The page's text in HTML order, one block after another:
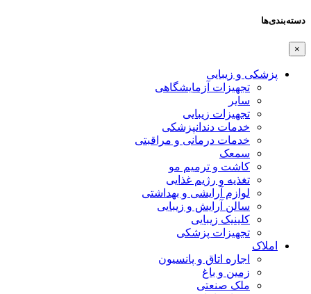
دسته‌بندی‌ها
×
پزشکی و زیبایی
تجهیزات آزمایشگاهی
سایر
تجهیزات زیبایی
خدمات دندانپزشکی
خدمات درمانی و مراقبتی
سمعک
کاشت و ترمیم مو
تغذیه و رژیم غذایی
لوازم آرایشی و بهداشتی
سالن آرایش و زیبایی
کلینیک زیبایی
تجهیزات پزشکی
املاک
اجاره اتاق و پانسیون
زمین و باغ
ملک صنعتی